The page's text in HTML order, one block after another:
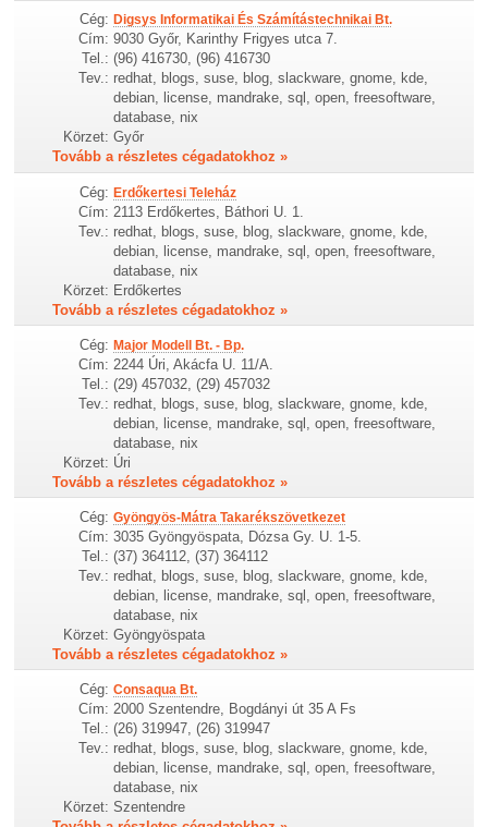
Cég: Digsys Informatikai És Számítástechnikai Bt.
Cím: 9030 Győr, Karinthy Frigyes utca 7.
Tel.: (96) 416730, (96) 416730
Tev.: redhat, blogs, suse, blog, slackware, gnome, kde,
debian, license, mandrake, sql, open, freesoftware,
database, nix
Körzet: Győr
Tovább a részletes cégadatokhoz »
Cég: Erdőkertesi Teleház
Cím: 2113 Erdőkertes, Báthori U. 1.
Tev.: redhat, blogs, suse, blog, slackware, gnome, kde,
debian, license, mandrake, sql, open, freesoftware,
database, nix
Körzet: Erdőkertes
Tovább a részletes cégadatokhoz »
Cég: Major Modell Bt. - Bp.
Cím: 2244 Úri, Akácfa U. 11/A.
Tel.: (29) 457032, (29) 457032
Tev.: redhat, blogs, suse, blog, slackware, gnome, kde,
debian, license, mandrake, sql, open, freesoftware,
database, nix
Körzet: Úri
Tovább a részletes cégadatokhoz »
Cég: Gyöngyös-Mátra Takarékszövetkezet
Cím: 3035 Gyöngyöspata, Dózsa Gy. U. 1-5.
Tel.: (37) 364112, (37) 364112
Tev.: redhat, blogs, suse, blog, slackware, gnome, kde,
debian, license, mandrake, sql, open, freesoftware,
database, nix
Körzet: Gyöngyöspata
Tovább a részletes cégadatokhoz »
Cég: Consaqua Bt.
Cím: 2000 Szentendre, Bogdányi út 35 A Fs
Tel.: (26) 319947, (26) 319947
Tev.: redhat, blogs, suse, blog, slackware, gnome, kde,
debian, license, mandrake, sql, open, freesoftware,
database, nix
Körzet: Szentendre